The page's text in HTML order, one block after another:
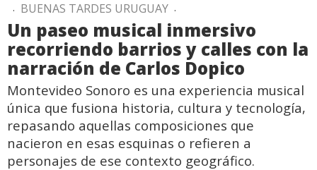
. BUENAS TARDES URUGUAY .
Un paseo musical inmersivo
recorriendo barrios y calles con la
narración de Carlos Dopico
Montevideo Sonoro es una experiencia musical
única que fusiona historia, cultura y tecnología,
repasando aquellas composiciones que
nacieron en esas esquinas o refieren a
personajes de ese contexto geográfico.